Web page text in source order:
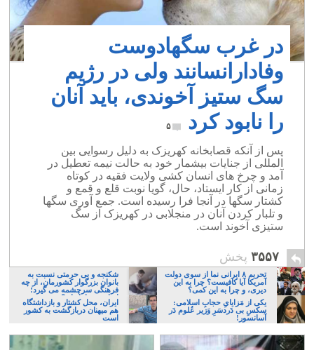
در غرب سگهادوست
وفادارانسانند ولی در رژیم
سگ ستیز آخوندی، باید آنان
را نابود کرد
۵
پس از آنکه قصابخانه کهریزک به دلیل رسوایی بین
المللی از جنایات بیشمار خود به حالت نیمه تعطیل در
آمد و چرخ های انسان کشی ولایت فقیه در کوتاه
زمانی از کار ایستاد، حال، گویا نوبت قلع و قمع و
کشتار سگها در آنجا فرا رسیده است. جمع آوری سگها
و تلبار کردن آنان در منجلابی در کهریزک از سگ
ستیزی آخوند است.
۳۵۵۷ پخش
تحریم ۸ ایرانی نما از سوی دولت
آمریکا آیا کافیست؟ چرا به این
دیری، و چرا به این کمی؟
شکنجه و بی حرمتی نسبت به
بانوان بزرگوار کشورمان، از چه
فرهنگی سرچشمه می گیرد؛
ایرانی، و یا تازیان؟
یکی از مَزایایِ حجابِ اسلامی:
سکسِ بی دَردسَرِ وَزیر عُلوم دَر
آسانسور!
ایران، محل کشتار و بازداشتگاه
هم میهنان دربازگشت به کشور
است